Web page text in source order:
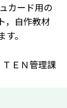
カード用の
，自作教材
。
ＥＮ管理課